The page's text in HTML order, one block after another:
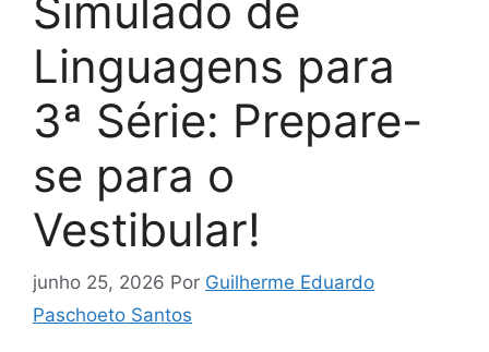
Linguagens para
3ª Série: Prepare-
se para o
Vestibular!
junho 25, 2026 Por Guilherme Eduardo
Paschoeto Santos